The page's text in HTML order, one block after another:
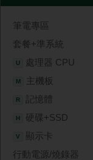
筆電專區
套餐+準系統
U 處理器 CPU
M 主機板
R 記憶體
H 硬碟+SSD
V
顯示卡
行動電源/燒錄器